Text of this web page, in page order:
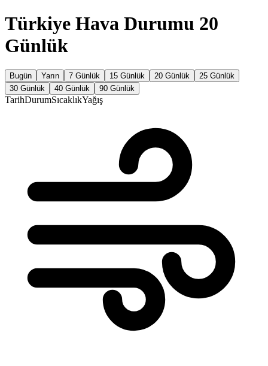
Türkiye Hava Durumu 20
Günlük
Bugün Yarın 7 Günlük 15 Günlük 20 Günlük
25 Günlük
30 Günlük
40 Günlük 90 Günlük
TarihDurumSıcaklıkYağış